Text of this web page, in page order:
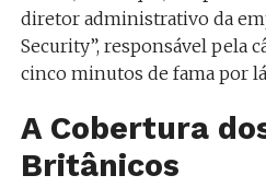
diretor administrativo da
Security”, responsável pela
cinco minutos de fama por
A Cobertura
Britânicos